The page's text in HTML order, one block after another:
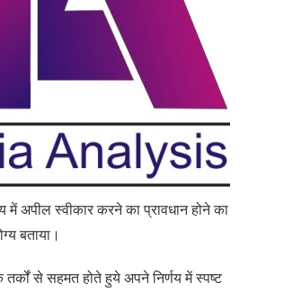
अपील स्वीकार करने का प्रावधान होने का
बताया।
से सहमत होते हुये अपने निर्णय में स्पष्ट